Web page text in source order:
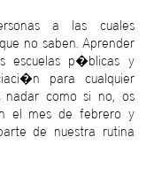
a las cuales
no saben. Aprender
escuelas p�blicas y
para cualquier
como si no, os
el mes de febrero y
de nuestra rutina